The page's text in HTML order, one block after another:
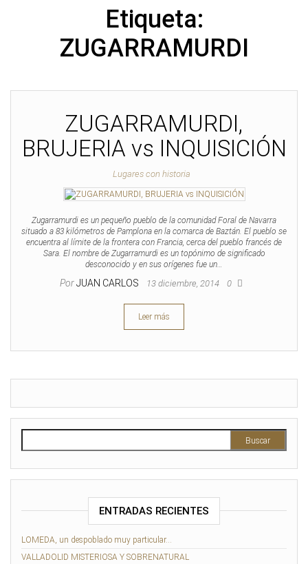
Etiqueta:
ZUGARRAMURDI
ZUGARRAMURDI,
BRUJERIA vs INQUISICIÓN
Lugares con historia
Zugarramurdi es un pequeño pueblo de la comunidad Foral de Navarra
situado a 83 kilómetros de Pamplona en la comarca de Baztán. El pueblo se
encuentra al límite de la frontera con Francia, cerca del pueblo francés de
Sara. El nombre de Zugarramurdi es un topónimo de significado
desconocido y en sus orígenes fue un…
PorJUAN CARLOS 13 diciembre, 2014 0
Leer más
ENTRADAS RECIENTES
LOMEDA, un despoblado muy particular…
VALLADOLID MISTERIOSA Y SOBRENATURAL